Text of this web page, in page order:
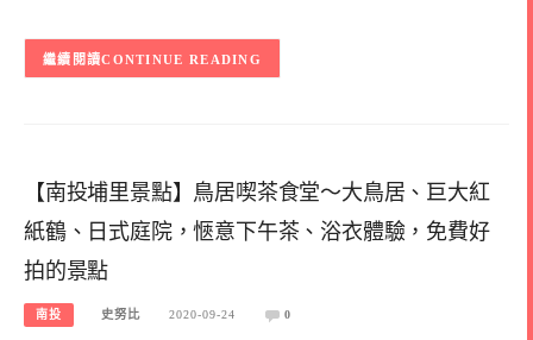
CONTINUE READING
【南投埔里景點】鳥居喫茶食堂～大鳥居、巨大紅
紙鶴、日式庭院，愜意下午茶、浴衣體驗，免費好
拍的景點
南投 史努比 2020-09-24 0